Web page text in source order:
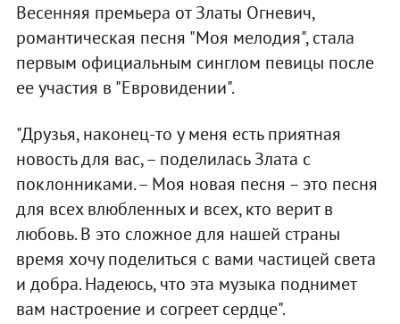
Весенняя премьера от Златы Огневич,
романтическая песня "Моя мелодия", стала
первым официальным синглом певицы после
ее участия в "Евровидении".
"Друзья, наконец-то у меня есть приятная
новость для вас, – поделилась Злата с
поклонниками. – Моя новая песня – это песня
для всех влюбленных и всех, кто верит в
любовь. В это сложное для нашей страны
время хочу поделиться с вами частицей света
и добра. Надеюсь, что эта музыка поднимет
вам настроение и согреет сердце".